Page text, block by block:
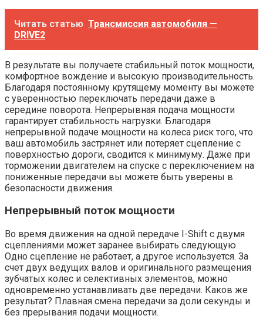
Читать статью Трансмиссия автомобиля —
DRIVE2
В результате вы получаете стабильный поток мощности,
комфортное вождение и высокую производительность.
Благодаря постоянному крутящему моменту вы можете
с уверенностью переключать передачи даже в
середине поворота. Непрерывная подача мощности
гарантирует стабильность нагрузки. Благодаря
непрерывной подаче мощности на колеса риск того, что
ваш автомобиль застрянет или потеряет сцепление с
поверхностью дороги, сводится к минимуму. Даже при
торможении двигателем на спуске с переключением на
пониженные передачи вы можете быть уверены в
безопасности движения.
Непрерывный поток мощности
Во время движения на одной передаче I-Shift с двумя
сцеплениями может заранее выбирать следующую.
Одно сцепление не работает, а другое используется. За
счет двух ведущих валов и оригинального размещения
зубчатых колес и селективных элементов, можно
одновременно устанавливать две передачи. Каков же
результат? Плавная смена передачи за доли секунды и
без прерывания подачи мощности.